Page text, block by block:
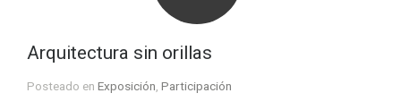
Arquitectura sin orillas
Posteado en Exposición Participación